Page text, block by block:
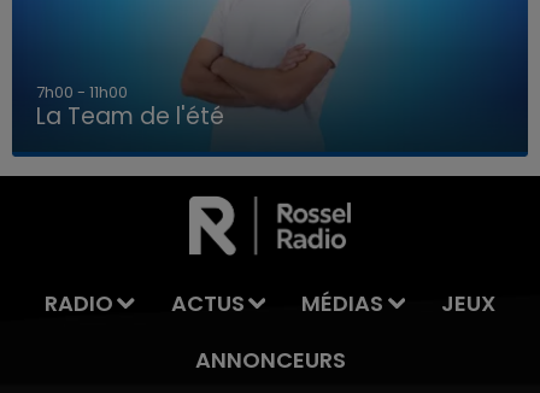
LA TEAM DE L'ÉTÉ
7h00 - 11h00
La Team de l'été
RADIO ACTUS MÉDIAS
JEUX
ANNONCEURS